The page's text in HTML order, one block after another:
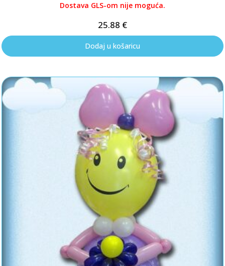
Dostava GLS-om nije moguća.
25.88 €
Dodaj u košaricu